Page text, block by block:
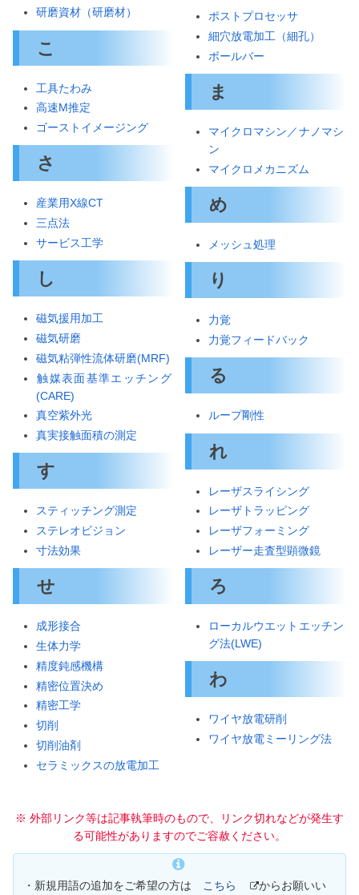
研磨資材（研磨材）
こ
工具たわみ
高速M推定
ゴーストイメージング
さ
産業用X線CT
三点法
サービス工学
し
磁気援用加工
磁気研磨
磁気粘弾性流体研磨(MRF)
触媒表面基準エッチング
(CARE)
真空紫外光
真実接触面積の測定
す
スティッチング測定
ステレオビジョン
寸法効果
せ
成形接合
生体力学
精度鈍感機構
精密位置決め
精密工学
切削
切削油剤
セラミックスの放電加工
ポストプロセッサ
細穴放電加工（細孔）
ボールバー
ま
マイクロマシン／ナノマシ
ン
マイクロメカニズム
め
メッシュ処理
り
力覚
力覚フィードバック
る
ループ剛性
れ
レーザスライシング
レーザトラッピング
レーザフォーミング
レーザー走査型顕微鏡
ろ
ローカルウエットエッチン
グ法(LWE)
わ
ワイヤ放電研削
ワイヤ放電ミーリング法
※ 外部リンク等は記事執筆時のもので、リンク切れなどが発生す
る可能性がありますのでご容赦ください。
・新規用語の追加をご希望の方は こちら からお願いい